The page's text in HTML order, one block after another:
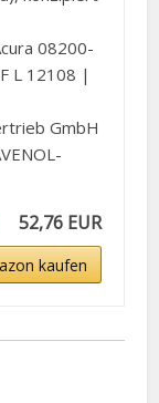
08200-
L 12108 |
GmbH
52,76 EUR
kaufen